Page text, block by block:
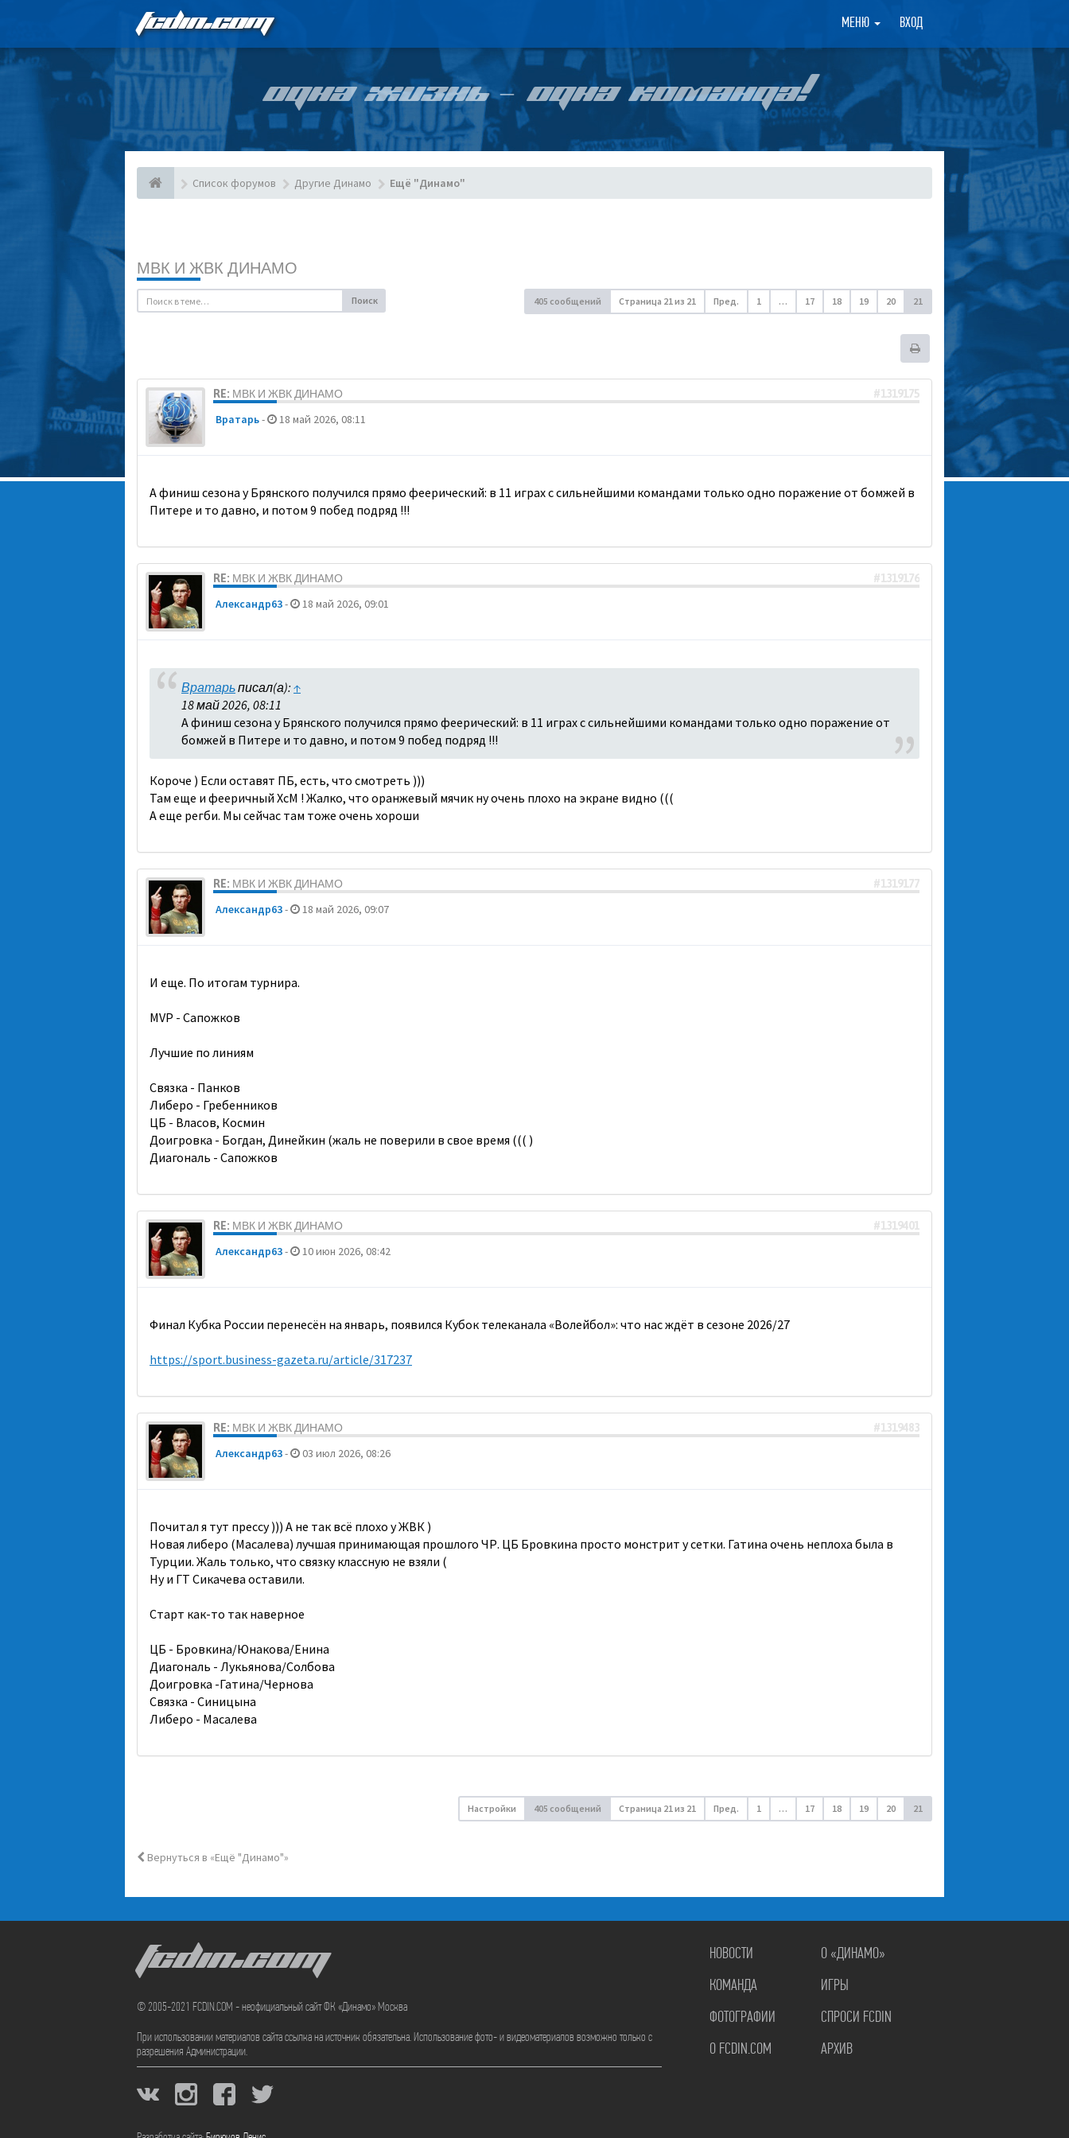
FCDIN.COM МЕНЮ ВХОД ×
ОДНА ЖИЗНЬ – ОДНА КОМАНДА!
Список форумов Другие Динамо Ещё "Динамо"
МВК И ЖВК ДИНАМО
Поиск 405 сообщений Страница 21из 21 Пред. 1 … 17 18 19 20 21
RE: МВК И ЖВК ДИНАМО #1319175
Вратарь- 18 май 2026, 08:11
А финиш сезона у Брянского получился прямо феерический: в 11 играх с сильнейшими командами только одно поражение от бомжей в
Питере и то давно, и потом 9 побед подряд !!!
RE: МВК И ЖВК ДИНАМО #1319176
Александр63- 18 май 2026, 09:01
Вратарьписал(а): ↑
18 май 2026, 08:11
А финиш сезона у Брянского получился прямо феерический: в 11 играх с сильнейшими командами только одно поражение от
бомжей в Питере и то давно, и потом 9 побед подряд !!!
Короче ) Если оставят ПБ, есть, что смотреть )))
Там еще и фееричный ХсМ ! Жалко, что оранжевый мячик ну очень плохо на экране видно (((
А еще регби. Мы сейчас там тоже очень хороши
RE: МВК И ЖВК ДИНАМО #1319177
Александр63- 18 май 2026, 09:07
И еще. По итогам турнира.
MVP - Сапожков
Лучшие по линиям
Связка - Панков
Либеро - Гребенников
ЦБ - Власов, Космин
Доигровка - Богдан, Динейкин (жаль не поверили в свое время ((( )
Диагональ - Сапожков
RE: МВК И ЖВК ДИНАМО #1319401
Александр63- 10 июн 2026, 08:42
Финал Кубка России перенесён на январь, появился Кубок телеканала «Волейбол»: что нас ждёт в сезоне 2026/27
https://sport.business-gazeta.ru/article/317237
RE: МВК И ЖВК ДИНАМО #1319483
Александр63- 03 июл 2026, 08:26
Почитал я тут прессу ))) А не так всё плохо у ЖВК )
Новая либеро (Масалева) лучшая принимающая прошлого ЧР. ЦБ Бровкина просто монстрит у сетки. Гатина очень неплоха была в
Турции. Жаль только, что связку классную не взяли (
Ну и ГТ Сикачева оставили.
Старт как-то так наверное
ЦБ - Бровкина/Юнакова/Енина
Диагональ - Лукьянова/Солбова
Доигровка -Гатина/Чернова
Связка - Синицына
Либеро - Масалева
Настройки 405 сообщений Страница 21 из 21 Пред. 1 … 17 18 19 20 21
Вернуться в «Ещё "Динамо"»
FCDIN.COM
© 2005-2021 FCDIN.COM - неофициальный сайт ФК «Динамо» Москва
При использовании материалов сайта ссылка на источник обязательна. Использование фото- и видеоматериалов возможно только с
разрешения Администрации.
НОВОСТИ
О «ДИНАМО»
КОМАНДА
ИГРЫ
ФОТОГРАФИИ
СПРОСИ FCDIN
О FCDIN.COM
АРХИВ